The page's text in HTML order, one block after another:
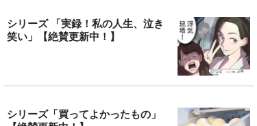
シリーズ 「実録！私の人生、泣き
笑い」【絶賛更新中！】
シリーズ「買ってよかったもの」